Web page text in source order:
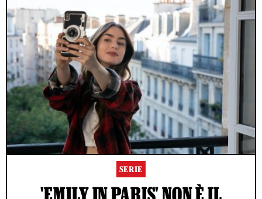
SERIE
'EMILY IN PARIS' NON È IL